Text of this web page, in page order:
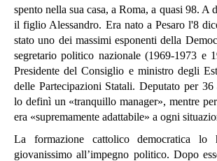
spento nella sua casa, a Roma, a quasi 98. A
il figlio Alessandro. Era nato a Pesaro l'8
stato uno dei massimi esponenti della
segretario politico nazionale (1969-1973 e
Presidente del Consiglio e ministro degli
delle Partecipazioni Statali. Deputato per 36
lo definì un «tranquillo manager», mentre
era «supremamente adattabile» a ogni
La formazione cattolico democratica
giovanissimo all’impegno politico. Dopo